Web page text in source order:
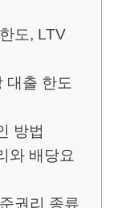
도, LTV
대출 한도
방법
와 배당요
권리 종류